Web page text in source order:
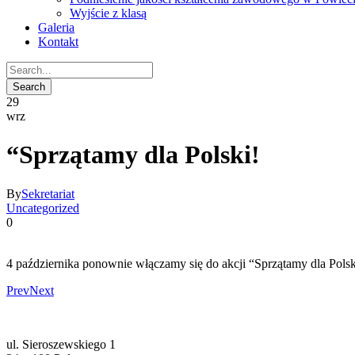
Wyjście z klasą
Galeria
Kontakt
29
wrz
“Sprzątamy dla Polski!
BySekretariat
Uncategorized
0
4 października ponownie włączamy się do akcji “Sprzątamy dla
PrevNext
ul. Sieroszewskiego 1